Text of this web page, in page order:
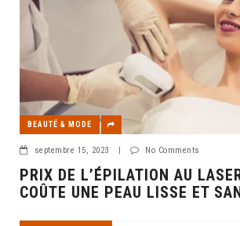
BEAUTÉ & MODE
septembre 15, 2023 No Comments
PRIX DE L’ÉPILATION AU
COÛTE UNE PEAU LISSE ET